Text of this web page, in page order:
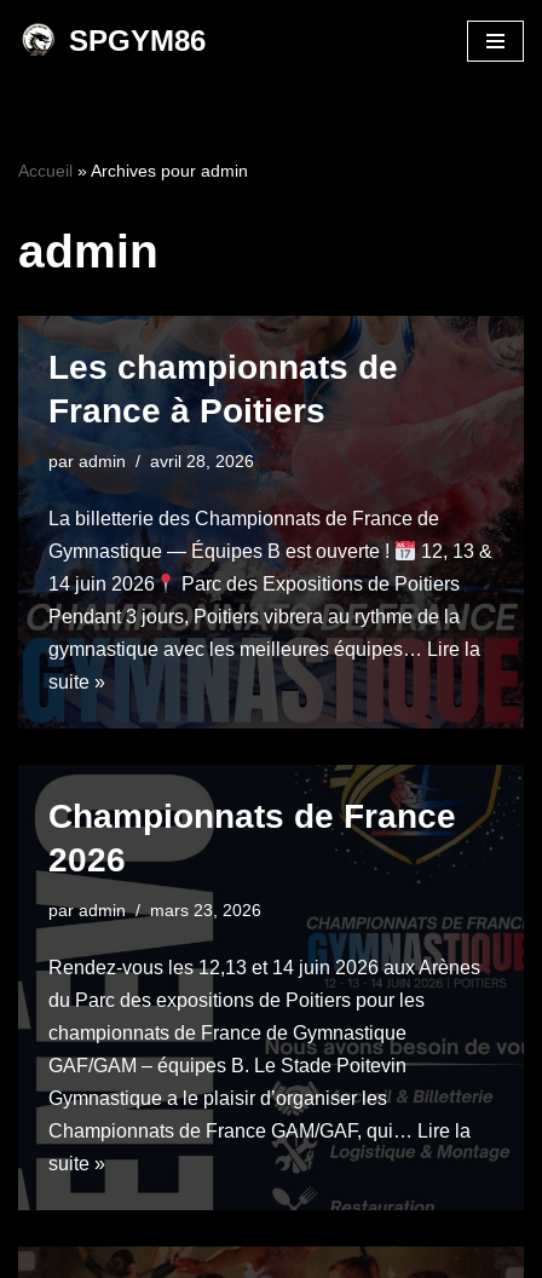
SPGYM86
Accueil »Archives pour admin
admin
Les championnats de
France à Poitiers
par admin avril 28, 2026
La billetterie des Championnats de France de
Gymnastique — Équipes B est ouverte !
12, 13 &
14 juin 2026
Parc des Expositions de Poitiers
Pendant 3 jours, Poitiers vibrera au rythme de la
gymnastique avec les meilleures équipes…Lire la
suite »
Championnats de France
2026
paradmin mars 23, 2026
Rendez-vous les 12,13 et 14 juin 2026 aux Arènes
du Parc des expositions de Poitiers pour les
championnats de France de Gymnastique
GAF/GAM – équipes B. Le Stade Poitevin
Gymnastique a le plaisir d’organiser les
Championnats de France GAM/GAF, qui… Lire la
suite »